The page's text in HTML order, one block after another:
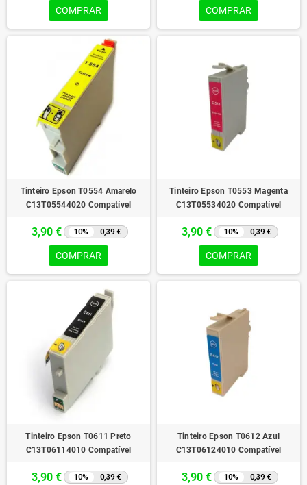
COMPRAR COMPRAR
Tinteiro Epson T0554 Amarelo
C13T05544020 Compatível
3,90 € 10% 0,39 €
COMPRAR
Tinteiro Epson T0553 Magenta
C13T05534020 Compatível
3,90 € 10% 0,39 €
COMPRAR
Tinteiro Epson T0611 Preto
C13T06114010 Compatível
3,90 € 10% 0,39 €
Tinteiro Epson T0612 Azul
C13T06124010 Compatível
3,90 € 10% 0,39 €